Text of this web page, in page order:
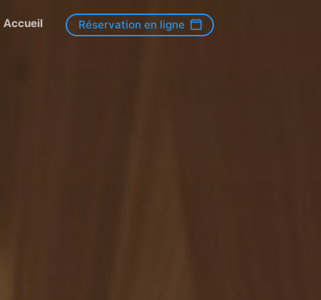
Accueil Réservation en ligne